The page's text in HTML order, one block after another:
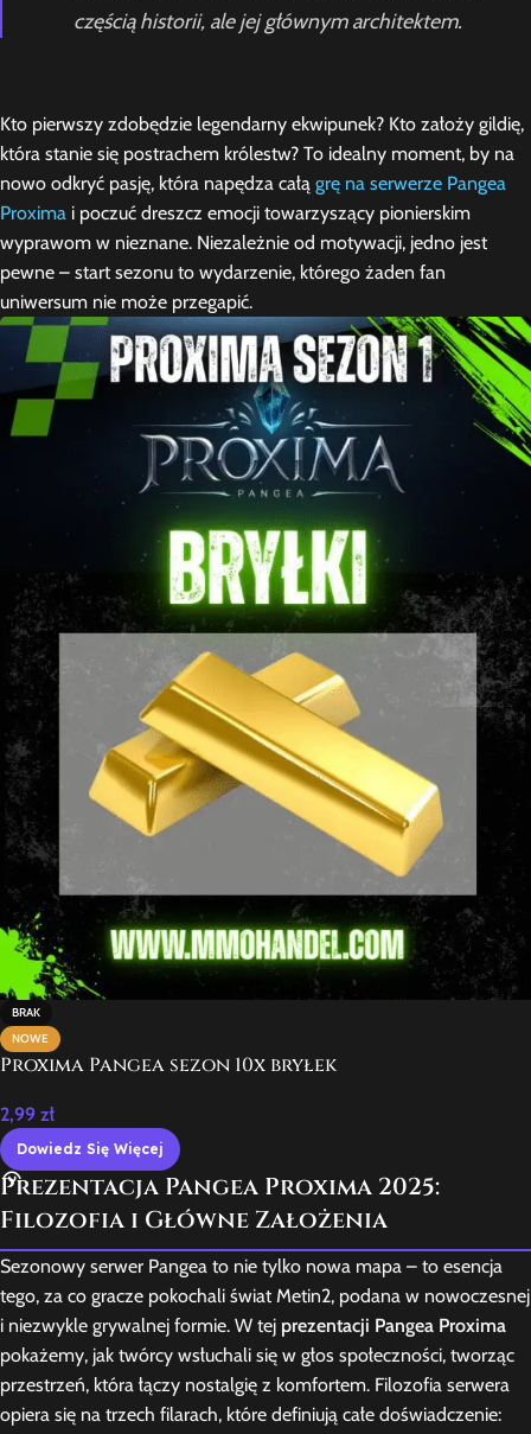
częścią historii, ale jej głównym architektem.
Kto pierwszy zdobędzie legendarny ekwipunek? Kto założy gildię,
która stanie się postrachem królestw? To idealny moment, by na
nowo odkryć pasję, która napędza całą grę na serwerze Pangea
Proxima i poczuć dreszcz emocji towarzyszący pionierskim
wyprawom w nieznane. Niezależnie od motywacji, jedno jest
pewne – start sezonu to wydarzenie, którego żaden fan
uniwersum nie może przegapić.
BRAK
NOWE
Proxima Pangea sezon 10x bryłek
2,99 zł
Dowiedz Się Więcej
Prezentacja Pangea Proxima 2025:
Filozofia i Główne Założenia
Sezonowy serwer Pangea to nie tylko nowa mapa – to esencja
tego, za co gracze pokochali świat Metin2, podana w nowoczesnej
i niezwykle grywalnej formie. W tej prezentacji Pangea Proxima
pokażemy, jak twórcy wsłuchali się w głos społeczności, tworząc
przestrzeń, która łączy nostalgię z komfortem. Filozofia serwera
opiera się na trzech filarach, które definiują całe doświadczenie: